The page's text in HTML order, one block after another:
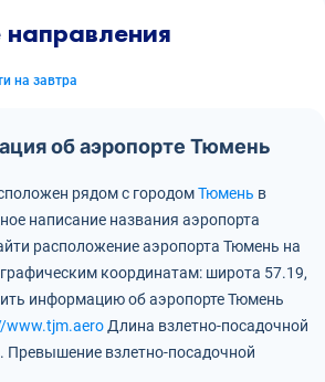
на завтра
об аэропорте Тюмень
рядом с городомТюмень в
написание названия аэропорта
расположение аэропорта Тюмень на
координатам: широта 57.19,
информацию об аэропорте Тюмень
www.tjm.aero Длина взлетно-посадочной
Превышение взлетно-посадочной